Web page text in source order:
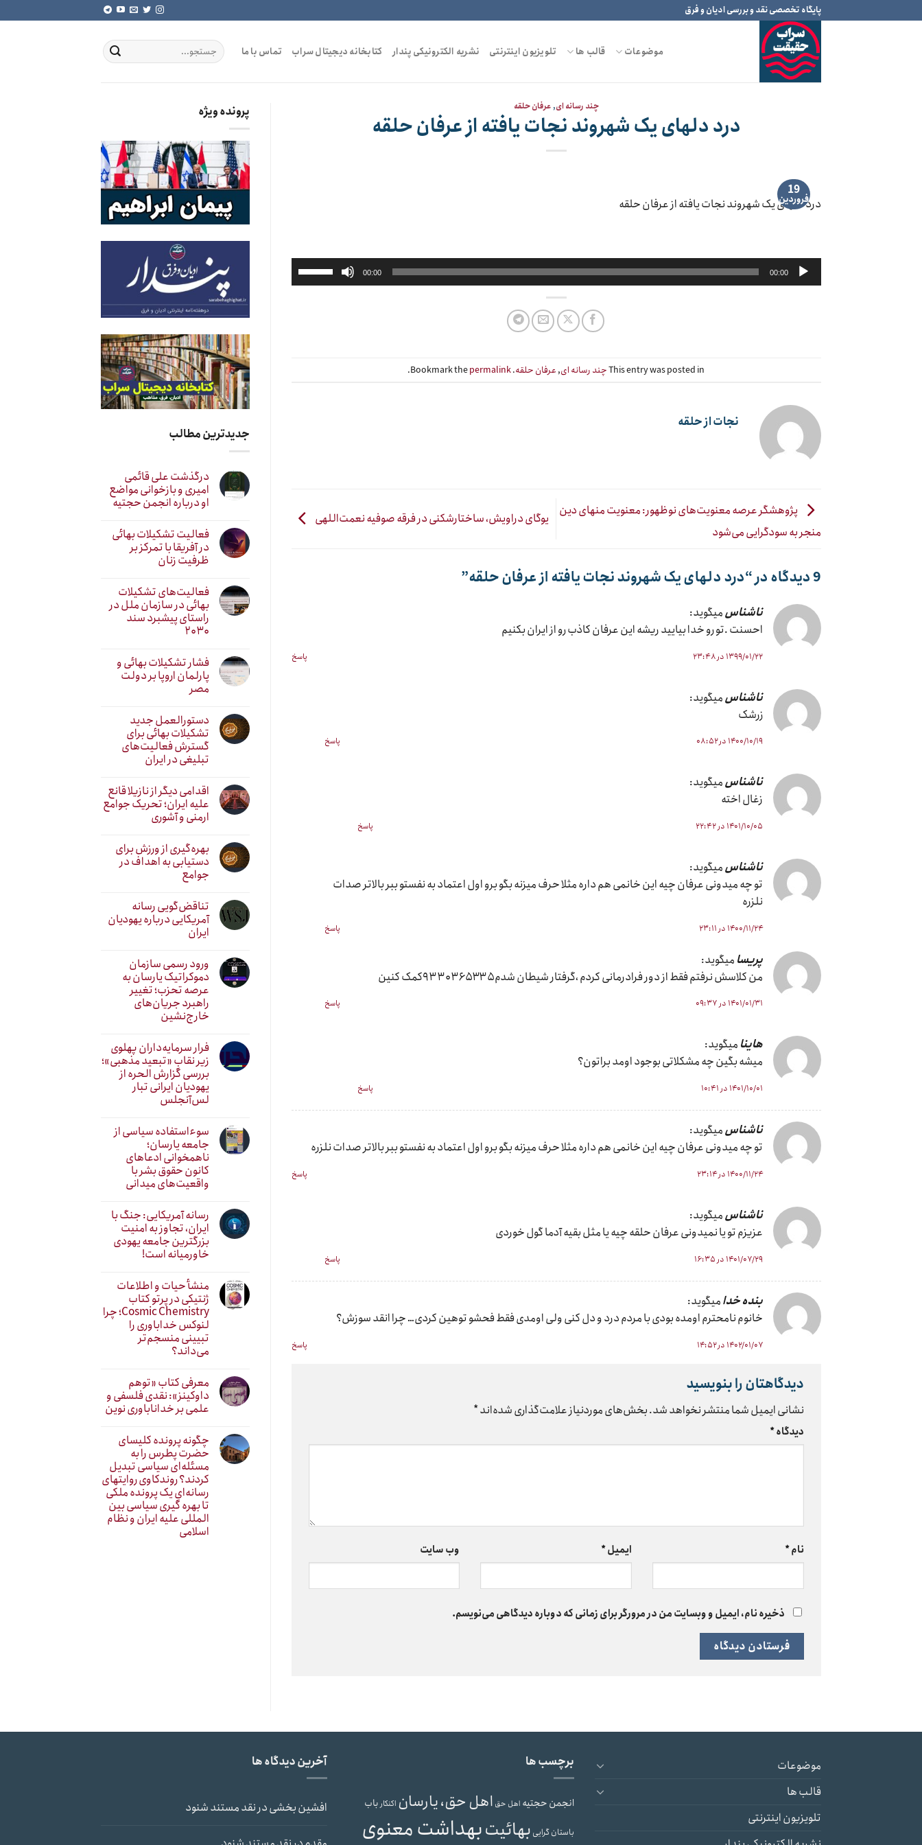
to
پایگاه تخصصی نقد و بررسی ادیان و فرق
موضوعات قالب ها تلویزیون اینترنتی نشریه الکترونیکی پندار کتابخانه دیجیتال سراب تماس با ما
چند رسانه ای,عرفان حلقه
درد دلهای یک شهروند نجات یافته از عرفان حلقه
19
فروردین
درد دلهای یک شهروند نجات یافته از عرفان حلقه
پخش‌کننده
صوت
00:00
00:00
افزایش
This entry was posted inچند رسانه ای, عرفان حلقه. Bookmark the
permalink
.
نجات از حلقه
پژوهشگر عرصه معنویت‌های نوظهور: معنویت منهای دین
منجر به سودگرایی می‌شود
یوگای دراویش، ساختارشکنی در فرقه صوفیه نعمت‌اللهی
9 دیدگاه در “ درد دلهای یک شهروند نجات یافته از عرفان حلقه”
ناشناسمیگوید:
احسنت .تو رو خدا بیایید ریشه این عرفان کاذب رو از ایران بکنیم
۱۳۹۹/۰۱/۲۲ در ۲۳:۴۸ پاسخ
ناشناسمیگوید:
زرشک
۱۴۰۰/۱۰/۱۹ در ۰۸:۵۲ پاسخ
ناشناسمیگوید:
زغال اخته
۱۴۰۱/۱۰/۰۵ در ۲۲:۴۲ پاسخ
ناشناسمیگوید:
تو چه میدونی عرفان چیه این خانمی هم داره مثلا حرف میزنه بگو برو اول اعتماد به نفستو ببر بالاتر صدات
نلزره
۱۴۰۰/۱۱/۲۴ در ۲۳:۱۱ پاسخ
پریسا میگوید:
من کلاسش نرفتم فقط از دور فرادرمانی کردم ،گرفتار شیطان شدم۹۳۳۰۳۶۵۳۳۵کمک کنین
۱۴۰۱/۰۱/۳۱ در ۰۹:۳۷ پاسخ
هاینا میگوید:
میشه بگین چه مشکلاتی بوجود اومد براتون؟
۱۴۰۱/۱۰/۰۱ در ۱۰:۴۱ پاسخ
ناشناسمیگوید:
تو چه میدونی عرفان چیه این خانمی هم داره مثلا حرف میزنه بگو برو اول اعتماد به نفستو ببر بالاتر صدات نلزره
۱۴۰۰/۱۱/۲۴ در ۲۳:۱۴ پاسخ
ناشناسمیگوید:
عزیزم تو یا نمیدونی عرفان حلقه چیه یا مثل بقیه آدما گول خوردی
۱۴۰۱/۰۷/۲۹ در ۱۶:۳۵ پاسخ
بنده خدامیگوید:
خانوم نامحترم اومده بودی با مردم درد و دل کنی ولی اومدی فقط فحشو توهین کردی… چرا انقد سوزش؟
۱۴۰۲/۰۱/۰۷ در ۱۴:۵۲ پاسخ
دیدگاهتان را بنویسید
نشانی ایمیل شما منتشر نخواهد شد.بخش‌های موردنیاز علامت‌گذاری شده‌اند*
دیدگاه*
نام* ایمیل* وب‌ سایت
ذخیره نام، ایمیل و وبسایت من در مرورگر برای زمانی که دوباره دیدگاهی می‌نویسم.
پرونده ویژه
جدیدترین مطالب
درگذشت علی قائمی
امیری و بازخوانی مواضع
او درباره انجمن حجتیه
فعالیت تشکیلات بهائی
در آفریقا با تمرکز بر
ظرفیت زنان
فعالیت‌های تشکیلات
بهائی در سازمان ملل در
راستای پیشبرد سند
۲۰۳۰
فشار تشکیلات بهائی و
پارلمان اروپا بر دولت
مصر
دستورالعمل جدید
تشکیلات بهائی برای
گسترش فعالیت‌های
تبلیغی در ایران
اقدامی دیگر از نازیلا قانع
علیه ایران؛ تحریک جوامع
ارمنی و آشوری
بهره‌گیری از ورزش برای
دستیابی به اهداف در
جوامع
تناقض‌گویی رسانه
آمریکایی درباره یهودیان
ایران
ورود رسمی سازمان
دموکراتیک یارسان به
عرصه تحزب؛ تغییر
راهبرد جریان‌های
خارج‌نشین
فرار سرمایه‌داران پهلوی
زیر نقابِ «تبعید مذهبی»؛
بررسی گزارش الحره از
یهودیان ایرانی تبار
لس‌آنجلس
سوءاستفاده سیاسی از
جامعه یارسان؛
ناهمخوانی ادعاهای
کانون حقوق بشر با
واقعیت‌های میدانی
رسانه آمریکایی: جنگ با
ایران، تجاوز به امنیت
بزرگترین جامعه یهودی
خاورمیانه است!
منشأ حیات و اطلاعات
ژنتیکی در پرتو کتاب
Cosmic Chemistry؛ چرا
لنوکس خداباوری را
تبیینی منسجم‌تر
می‌داند؟
معرفی کتاب «توهم
داوکینز»: نقدی فلسفی و
علمی بر خداناباوری نوین
چگونه پرونده کلیسای
حضرت پطرس را به
مسئله‌ای سیاسی تبدیل
کردند؟ روندکاوی روایتهای
رسانه‌ایِ یک پرونده ملکی
تا بهره گیری سیاسی بین
المللی علیه ایران و نظام
اسلامی
موضوعات
قالب ها
تلویزیون اینترنتی
برچسب ها
انجمن حجتیه اهل حق اهل حق، یارسان اکنکارباب
باستان گرایی بهائیتبهداشت معنوی
آخرین دیدگاه ها
افشین بخشیدرنقد مستند شنود